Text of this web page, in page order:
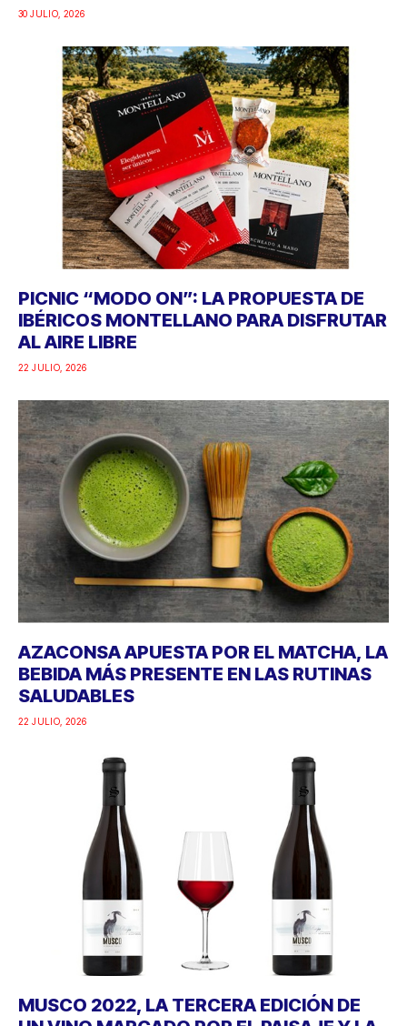
30 JULIO, 2026
PICNIC “MODO ON”: LA PROPUESTA DE
IBÉRICOS MONTELLANO PARA DISFRUTAR
AL AIRE LIBRE
22 JULIO, 2026
AZACONSA APUESTA POR EL MATCHA, LA
BEBIDA MÁS PRESENTE EN LAS RUTINAS
SALUDABLES
22 JULIO, 2026
MUSCO 2022, LA TERCERA EDICIÓN DE